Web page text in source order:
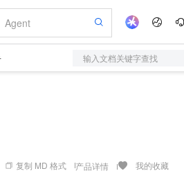
输入文档关键字查找
复制 MD 格式 产品详情 我的收藏